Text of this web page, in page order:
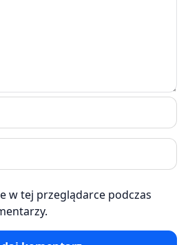
w tej przeglądarce podczas